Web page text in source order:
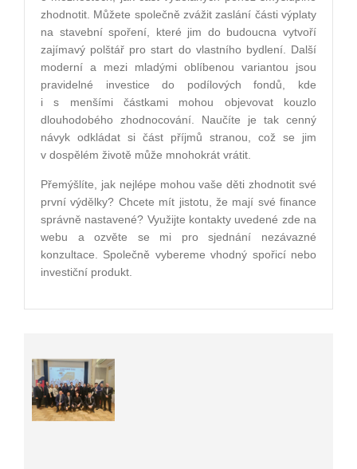
zhodnotit. Můžete společně zvážit zaslání části výplaty
na stavební spoření, které jim do budoucna vytvoří
zajímavý polštář pro start do vlastního bydlení. Další
moderní a mezi mladými oblíbenou variantou jsou
pravidelné investice do podílových fondů, kde
i s menšími částkami mohou objevovat kouzlo
dlouhodobého zhodnocování. Naučíte je tak cenný
návyk odkládat si část příjmů stranou, což se jim
v dospělém životě může mnohokrát vrátit.
Přemýšlíte, jak nejlépe mohou vaše děti zhodnotit své
první výdělky? Chcete mít jistotu, že mají své finance
správně nastavené? Využijte kontakty uvedené zde na
webu a ozvěte se mi pro sjednání nezávazné
konzultace. Společně vybereme vhodný spořicí nebo
investiční produkt.